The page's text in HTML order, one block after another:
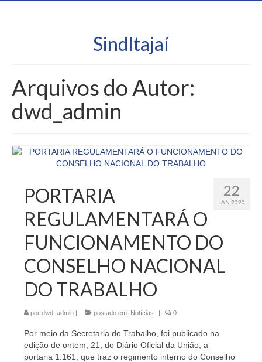
SindItajaí
Arquivos do Autor:
dwd_admin
22
JAN 2020
PORTARIA
REGULAMENTARÁ O
FUNCIONAMENTO DO
CONSELHO NACIONAL
DO TRABALHO
por dwd_admin | postado em: Notícias | 0
Por meio da Secretaria do Trabalho, foi publicado na
edição de ontem, 21, do Diário Oficial da União, a
portaria 1.161, que traz o regimento interno do Conselho